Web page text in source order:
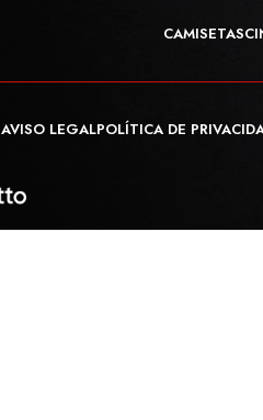
CAMISETAS
AVISO LEGALPOLÍTICA DE